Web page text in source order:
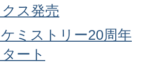
ス発売
ミストリー20周年
ート